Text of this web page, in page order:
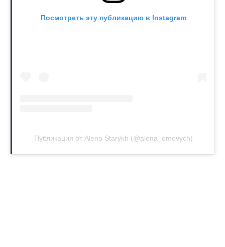
Посмотреть эту публикацию в Instagram
Публикация от Alena Starykh (@alena_omovych)